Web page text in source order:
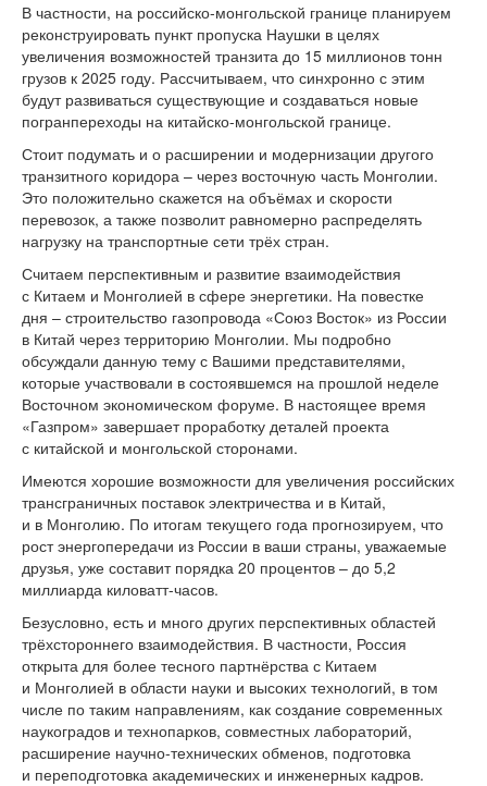
В частности, на российско-монгольской границе планируем
реконструировать пункт пропуска Наушки в целях
увеличения возможностей транзита до 15 миллионов тонн
грузов к 2025 году. Рассчитываем, что синхронно с этим
будут развиваться существующие и создаваться новые
погранпереходы на китайско-монгольской границе.
Стоит подумать и о расширении и модернизации другого
транзитного коридора – через восточную часть Монголии.
Это положительно скажется на объёмах и скорости
перевозок, а также позволит равномерно распределять
нагрузку на транспортные сети трёх стран.
Считаем перспективным и развитие взаимодействия
с Китаем и Монголией в сфере энергетики. На повестке
дня – строительство газопровода «Союз Восток» из России
в Китай через территорию Монголии. Мы подробно
обсуждали данную тему с Вашими представителями,
которые участвовали в состоявшемся на прошлой неделе
Восточном экономическом форуме. В настоящее время
«Газпром» завершает проработку деталей проекта
с китайской и монгольской сторонами.
Имеются хорошие возможности для увеличения российских
трансграничных поставок электричества и в Китай,
и в Монголию. По итогам текущего года прогнозируем, что
рост энергопередачи из России в ваши страны, уважаемые
друзья, уже составит порядка 20 процентов – до 5,2
миллиарда киловатт-часов.
Безусловно, есть и много других перспективных областей
трёхстороннего взаимодействия. В частности, Россия
открыта для более тесного партнёрства с Китаем
и Монголией в области науки и высоких технологий, в том
числе по таким направлениям, как создание современных
наукоградов и технопарков, совместных лабораторий,
расширение научно-технических обменов, подготовка
и переподготовка академических и инженерных кадров.